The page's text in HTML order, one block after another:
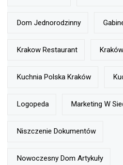
Dom Jednorodzinny
Krakow Restaurant Kraków
Kuchnia Polska Kraków
Logopeda Marketing W
Niszczenie Dokumentów
Nowoczesny Dom Artykuły